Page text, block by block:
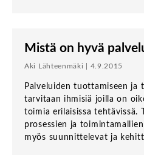
Mistä on hyvä
Aki Lähteenmäki | 4.9.2015
Palveluiden tuottamiseen ja
tarvitaan ihmisiä joilla on
toimia erilaisissa tehtävissä.
prosessien ja
myös suunnittelevat ja